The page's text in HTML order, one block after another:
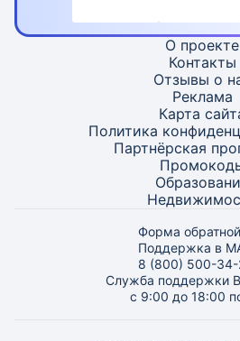
О проекте
Контакты
Отзывы о
Реклама
Карта
Политика
Партнёрская
Форма
Поддержка в
8 (800) 500-34-
Служба поддержки
с 9:00 до 18:00